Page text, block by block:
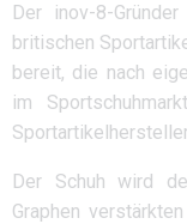
Der inov-8-
britischen
bereit, die nach
im
Der Schuh wird
Graphen